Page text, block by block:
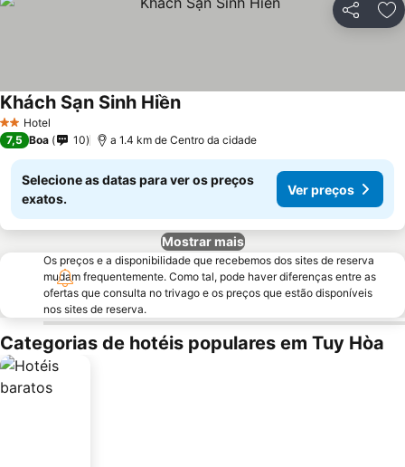
Partilhar
2 Estrelas
Hotel
Khách Sạn Sinh Hiền
7,5 Boa 10 a 1.4 km de Centro da cidade
Selecione as datas para ver os preços
exatos.
Ver preços
Mostrar mais
Os preços e a disponibilidade que recebemos dos sites de reserva
mudam frequentemente. Como tal, pode haver diferenças entre as
ofertas que consulta no trivago e os preços que estão disponíveis
nos sites de reserva.
Categorias de hotéis populares em Tuy Hòa